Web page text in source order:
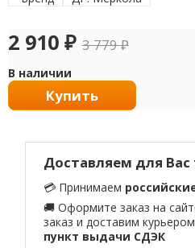
2 910 ₽ 3 779₽
В наличии
Купить
Доставляем для Вас
💳 Принимаем
🚚 Оформите заказ на
заказ и доставим
пункт выдачи СДЭК